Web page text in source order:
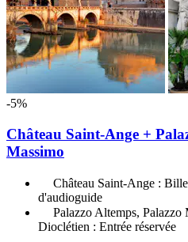
-5%
Château Saint-Ange +
Massimo
Château Saint-Ange :
d'audioguide
Palazzo Altemps, Palazzo
Dioclétien : Entrée réservée